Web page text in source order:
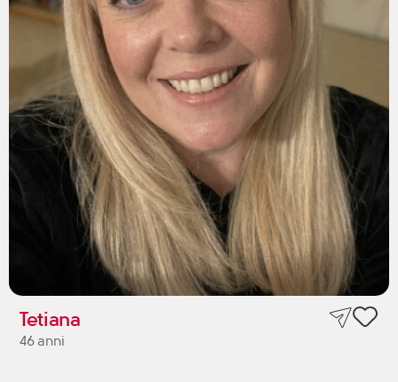
Tetiana
46 anni